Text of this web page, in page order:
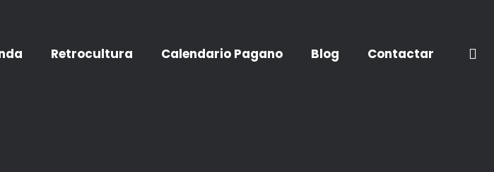
Retrocultura Calendario Pagano Blog Contactar